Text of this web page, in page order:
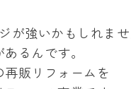
が強いかもしれませ
るんです。
販リフォームを